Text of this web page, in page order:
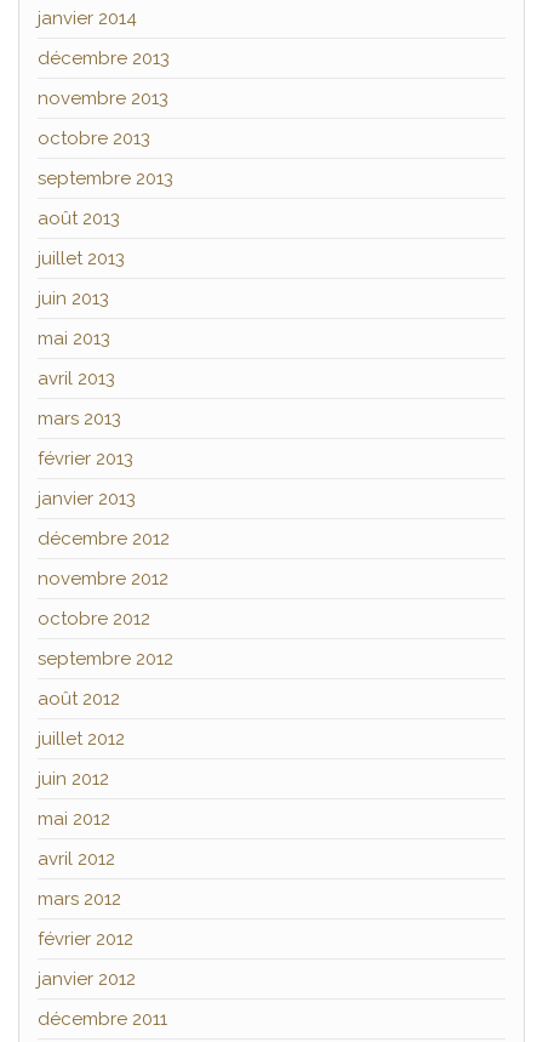
janvier 2014
décembre 2013
novembre 2013
octobre 2013
septembre 2013
août 2013
juillet 2013
juin 2013
mai 2013
avril 2013
mars 2013
février 2013
janvier 2013
décembre 2012
novembre 2012
octobre 2012
septembre 2012
août 2012
juillet 2012
juin 2012
mai 2012
avril 2012
mars 2012
février 2012
janvier 2012
décembre 2011